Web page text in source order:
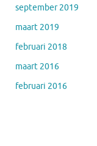
september 2019
maart 2019
februari 2018
maart 2016
februari 2016